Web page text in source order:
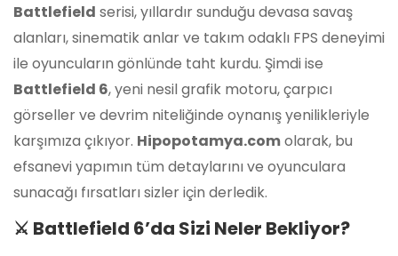
Battlefield serisi, yıllardır sunduğu devasa savaş
alanları, sinematik anlar ve takım odaklı FPS deneyimi
ile oyuncuların gönlünde taht kurdu. Şimdi ise
Battlefield 6, yeni nesil grafik motoru, çarpıcı
görseller ve devrim niteliğinde oynanış yenilikleriyle
karşımıza çıkıyor. Hipopotamya.comolarak, bu
efsanevi yapımın tüm detaylarını ve oyunculara
sunacağı fırsatları sizler için derledik.
⚔️ Battlefield 6’da Sizi Neler Bekliyor?